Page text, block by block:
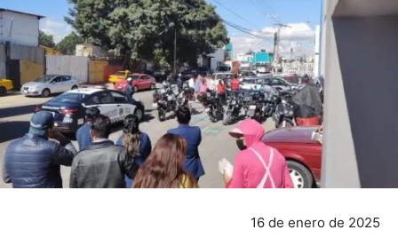
16 de enero de 2025